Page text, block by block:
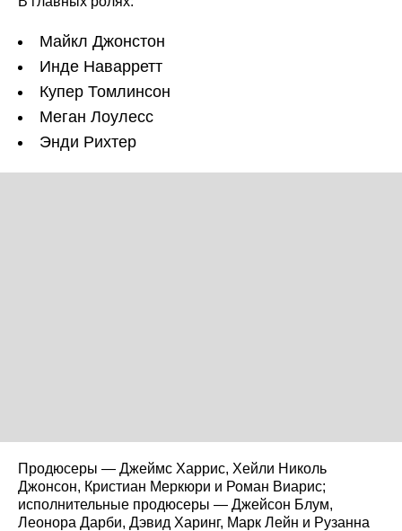
Майкл Джонстон
Инде Наварретт
Купер Томлинсон
Меган Лоулесс
Энди Рихтер
Продюсеры — Джеймс Харрис, Хейли Николь
Джонсон, Кристиан Меркюри и Роман Виарис;
исполнительные продюсеры — Джейсон Блум,
Леонора Дарби, Дэвид Харинг, Марк Лейн и Рузанна